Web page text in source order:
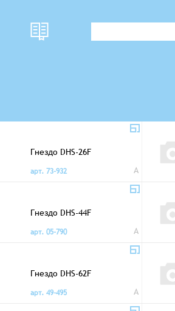
Гнездо DHS-26F
арт. 73-932
A
Гнездо DHS-44F
арт. 05-790
A
Гнездо DHS-62F
арт. 49-495
A